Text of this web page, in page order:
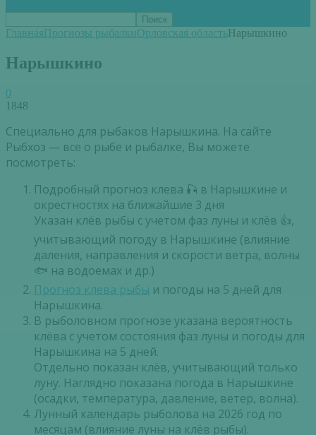
ГлавнаяПрогнозы рыбалкиОрловская областьНарышкино
Нарышкино
0
1848
Специально для рыбаков Нарышкина. На сайте
Рыбхоз — все о рыбе и рыбалке, Вы можете
посмотреть:
Подробный прогноз клева 🎣 в Нарышкине и
окрестностях на ближайшие 3 дня
Указан клёв рыбы с учетом фаз луны и клёв 👍,
учитывающий погоду в Нарышкине (влияние
даления, направления и скорости ветра, волны
🐟 на водоемах и др.)
Прогноз клева рыбы и погоды на 5 дней для
Нарышкина.
В рыболовном прогнозе указана вероятность
клёва с учетом состояния фаз луны и погоды для
Нарышкина на 5 дней.
Отдельно показан клёв, учитывающий только
луну. Наглядно показана погода в Нарышкине
(осадки, температура, давление, ветер, волна).
Лунный календарь рыболова на 2026 год по
месяцам (влияние луны на клёв рыбы).